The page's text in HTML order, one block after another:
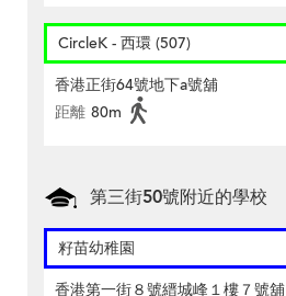
CircleK - 西環 (507)
香港正街64號地下a號舖
距離 80m
第三街50號附近的學校
籽苗幼稚園
香港第一街８號縉城峰１樓７號舖